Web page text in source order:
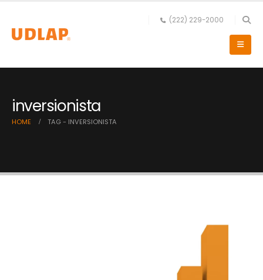
(222) 229-2000
inversionista
HOME TAG - INVERSIONISTA